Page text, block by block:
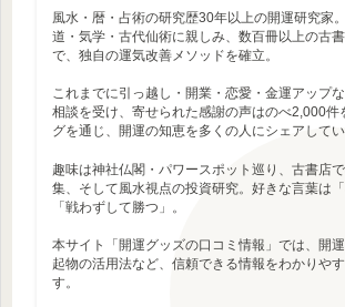
風水・暦・占術の研究歴30年以上の開運研究家
道・気学・古代仙術に親しみ、数百冊以上の古
で、独自の運気改善メソッドを確立。
これまでに引っ越し・開業・恋愛・金運アップ
相談を受け、寄せられた感謝の声はのべ2,000件
グを通じ、開運の知恵を多くの人にシェアしてい
趣味は神社仏閣・パワースポット巡り、古書店
集、そして風水視点の投資研究。好きな言葉は
「戦わずして勝つ」。
本サイト「開運グッズの口コミ情報」では、開
起物の活用法など、信頼できる情報をわかりや
す。